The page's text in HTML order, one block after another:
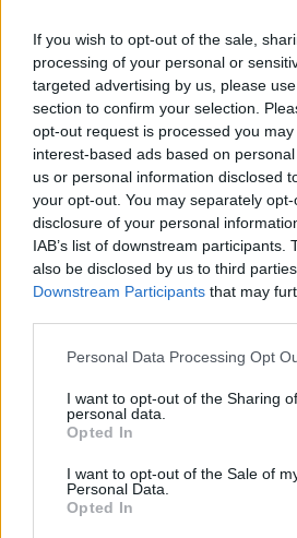
If you wish to opt-out of the sale,
processing of your personal or
targeted advertising by us, please
section to confirm your selection.
opt-out request is processed you
interest-based ads based on
us or personal information disclosed
your opt-out. You may separately
disclosure of your personal
IAB’s list of downstream participants.
also be disclosed by us to third
Downstream Participants that may
Personal Data Processing Opt
I want to opt-out of the Sharing
personal data.
Opted In
I want to opt-out of the Sale of
Personal Data.
Opted In
SOS (Șoșoacă)
POT (Gavrilă)
PACE (Peia)
Acțiunea Conservatoare (Târziu)
PDF (Lazarus)
PUSL (D. Voiculescu)
PNȚCD (Pavelescu)
PNCR (Terheș)
Partidul Patrioților (Surugiu)
România pe Primul Loc (Ponta)
Altul
Arată rezultatele